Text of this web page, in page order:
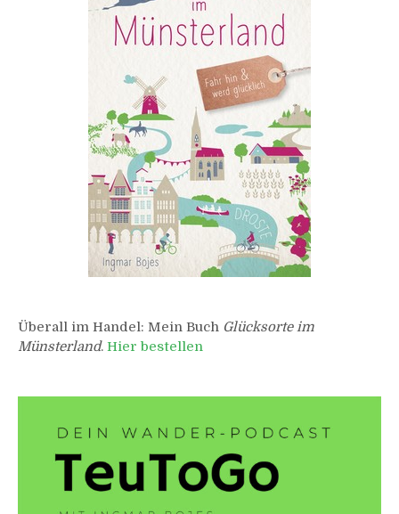
Überall im Handel: Mein Buch Glücksorte im
Münsterland. Hier bestellen